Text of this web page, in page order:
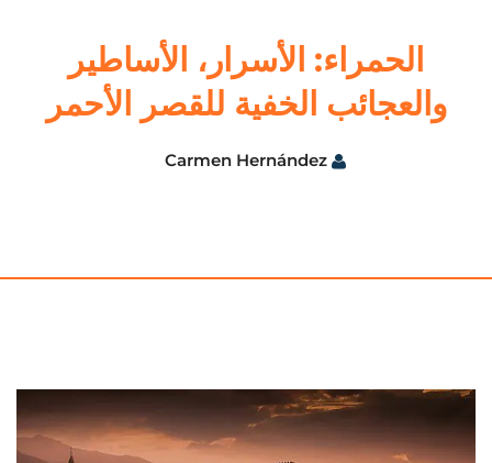
الحمراء: الأسرار، الأساطير
والعجائب الخفية للقصر الأحمر
Carmen Hernández